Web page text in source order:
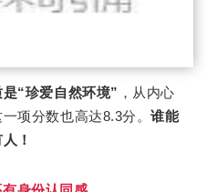
“珍爱自然环境” ，从内心
项分数也高达8.3分。谁能
！